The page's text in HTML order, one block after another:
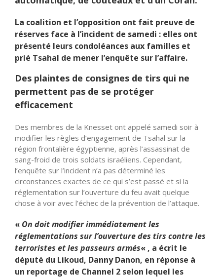
La coalition et l’opposition ont fait preuve de
réserves face à l’incident de samedi : elles ont
présenté leurs condoléances aux familles et
prié Tsahal de mener l’enquête sur l’affaire.
Des plaintes de consignes de tirs qui ne
permettent pas de se protéger
efficacement
Des membres de la Knesset ont appelé samedi soir à
modifier les règles d’engagement de Tsahal sur la
région frontalière égyptienne, après l’assassinat de
sang-froid de trois soldats israéliens. Cependant,
l’enquête sur l’incident n’a pas déterminé les
circonstances exactes de ce qui s’est passé et si la
réglementation sur l’ouverture du feu avait quelque
chose à voir avec l’échec de la prévention de l’attaque.
« On doit modifier immédiatement les
réglementations sur l’ouverture des tirs contre les
terroristes et les passeurs armés« , a écrit le
député du Likoud, Danny Danon, en réponse à
un reportage de Channel 2 selon lequel les